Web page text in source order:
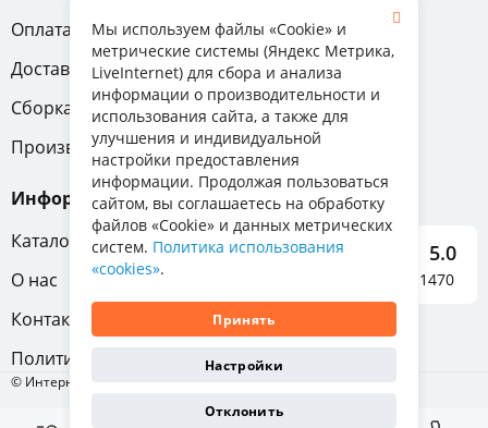
Оплата
Вопрос-ответ
Доставка
Обмен и возврат
Сборка
Гарантия
Производители
Информация
Каталог мебели
О нас
Контакты
Политика конфиденциальности
5.0
Отзывы о нас 1470
© Интернет-магазин «Отличная мебель», 2011-2026
Мы используем файлы «Cookie» и
метрические системы (Яндекс Метрика,
LiveInternet) для сбора и анализа
информации о производительности и
использования сайта, а также для
улучшения и индивидуальной
настройки предоставления
информации. Продолжая пользоваться
сайтом, вы соглашаетесь на обработку
файлов «Cookie» и данных метрических
систем. Политика использования
«cookies».
Принять
Настройки
Отклонить